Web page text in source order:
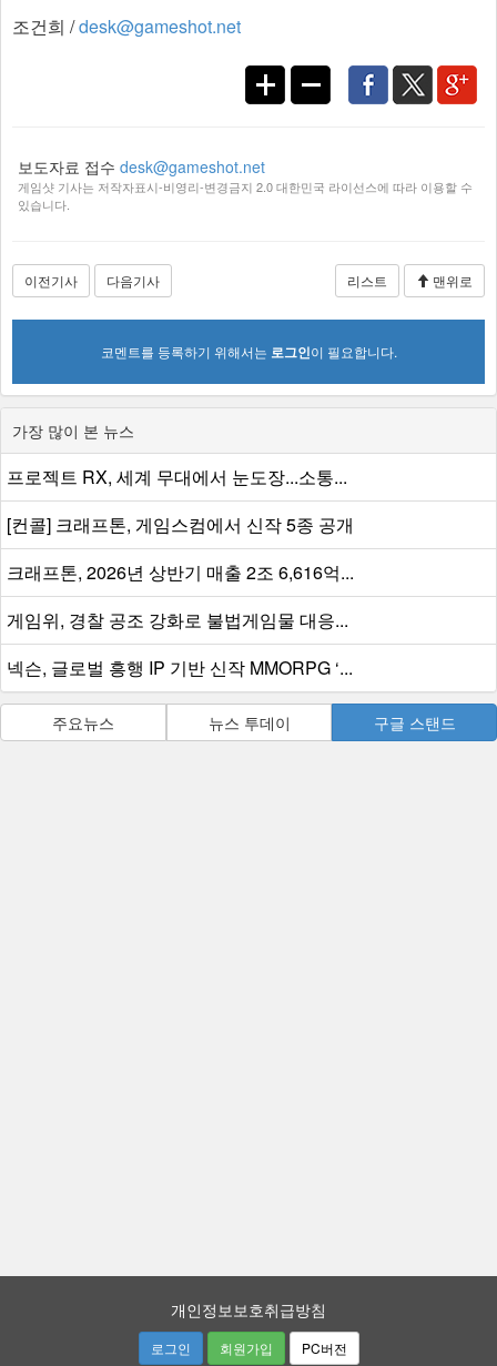
조건희 /desk@gameshot.net
보도자료 접수 desk@gameshot.net
게임샷 기사는 저작자표시-비영리-변경금지 2.0 대한민국 라이선스에 따라 이용할 수
있습니다.
이전기사 다음기사 리스트 맨위로
코멘트를 등록하기 위해서는 로그인이 필요합니다.
가장 많이 본 뉴스
프로젝트 RX, 세계 무대에서 눈도장...소통...
[컨콜] 크래프톤, 게임스컴에서 신작 5종 공개
크래프톤, 2026년 상반기 매출 2조 6,616억...
게임위, 경찰 공조 강화로 불법게임물 대응...
넥슨, 글로벌 흥행 IP 기반 신작 MMORPG ‘...
주요뉴스 뉴스 투데이 구글 스탠드
개인정보보호취급방침
로그인 회원가입 PC버전